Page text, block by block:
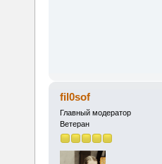
fil0sof
Главный модератор
Ветеран